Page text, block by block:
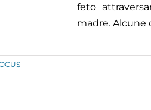
feto
madre. Alcune